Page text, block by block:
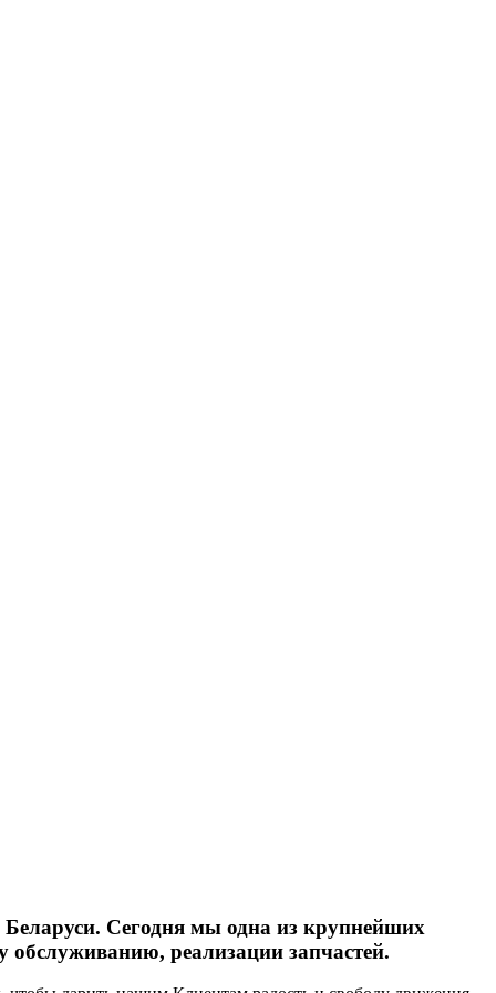
Сегодня мы одна из крупнейших
обслуживанию, реализации запчастей.